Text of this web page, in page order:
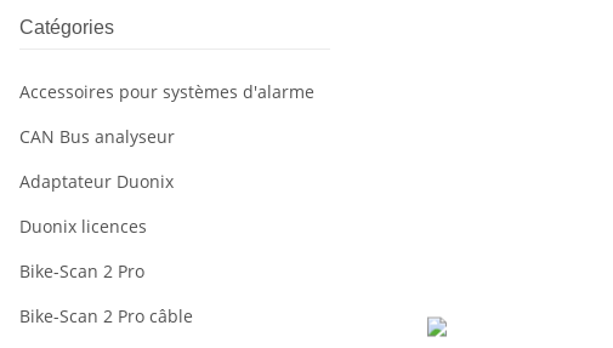
Catégories
Accessoires pour systèmes d'alarme
CAN Bus analyseur
Adaptateur Duonix
Duonix licences
Bike-Scan 2 Pro
Bike-Scan 2 Pro câble